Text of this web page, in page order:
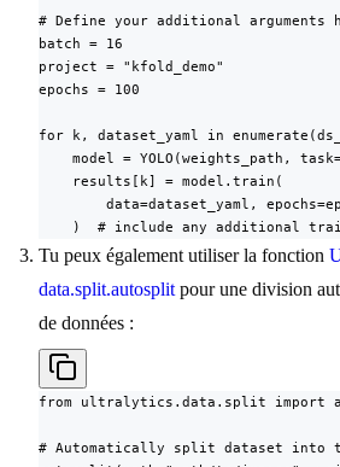
# Define your additional arguments
batch = 16
project = "kfold_demo"
epochs = 100
for k, dataset_yaml in
model = YOLO(weights_path,
    results[k] = model.train(
data=dataset_yaml,
)  # include any additional
Tu peux également utiliser la fonction
data.split.autosplit pour une division
de données :
from ultralytics.data.split import
# Automatically split dataset into